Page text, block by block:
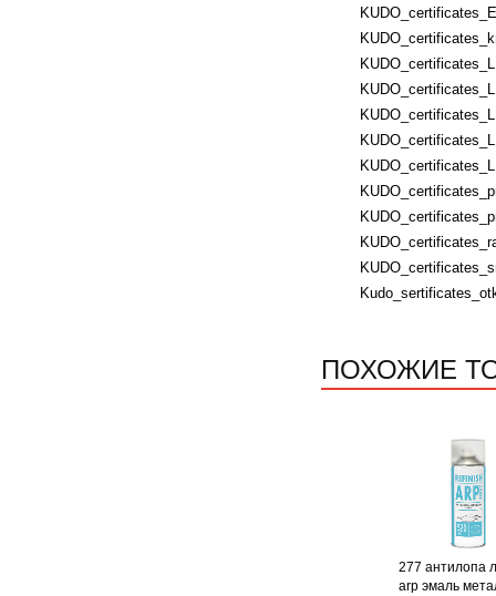
ПОХОЖИЕ
277 антилопа
arp эмаль